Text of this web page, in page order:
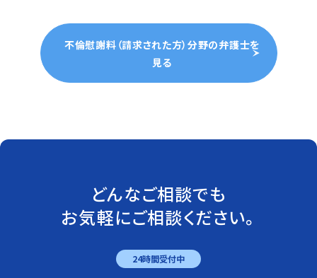
不倫慰謝料（請求された方）分野の弁護士を
見る
どんなご相談でも
お気軽にご相談ください。
24時間受付中